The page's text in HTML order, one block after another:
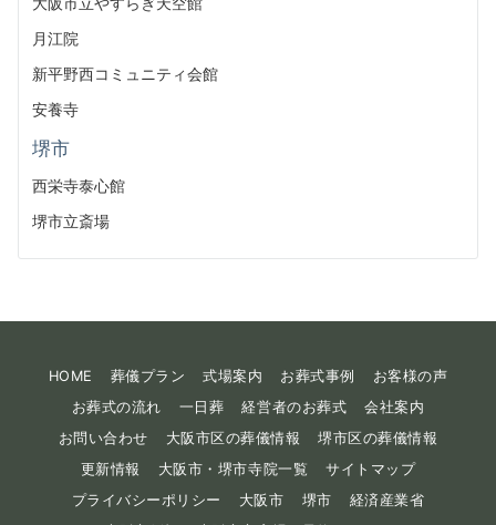
月江院
新平野西コミュニティ会館
安養寺
堺市
西栄寺泰心館
堺市立斎場
HOME 葬儀プラン 式場案内 お葬式事例
お客様の声
お葬式の流れ
一日葬 経営者のお葬式
会社案内
お問い合わせ
大阪市区の葬儀情報
堺市区の葬儀情報
更新情報
大阪市・堺市寺院一覧
サイトマップ
プライバシーポリシー
大阪市 堺市
経済産業省